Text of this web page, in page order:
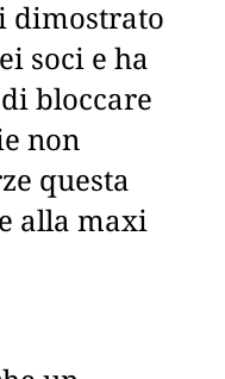
dimostrato
soci e ha
bloccare
non
questa
alla maxi